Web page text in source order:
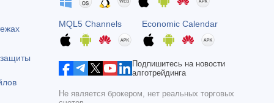
MQL5 Channels Economic Calendar
Подпишитесь на новости
алготрейдинга
Не является брокером, нет реальных торговых